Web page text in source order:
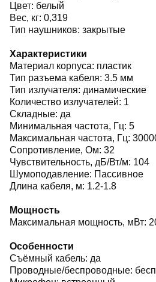
Цвет: белый
Вес, кг: 0,319
Тип наушников: закрытые
Характеристики
Материал корпуса: пластик
Тип разъема кабеля: 3.5 мм
Тип излучателя: динамические
Количество излучателей: 1
Складные: да
Минимальная частота, Гц: 5
Максимальная частота, Гц:
Сопротивление, Ом: 32
Чувствительность, дБ/Вт/м: 104
Шумоподавление: Пассивное
Длина кабеля, м: 1.2-1.8
Мощность
Максимальная мощность, мВт:
Особенности
Съёмный кабель: да
Проводные/беспроводные: